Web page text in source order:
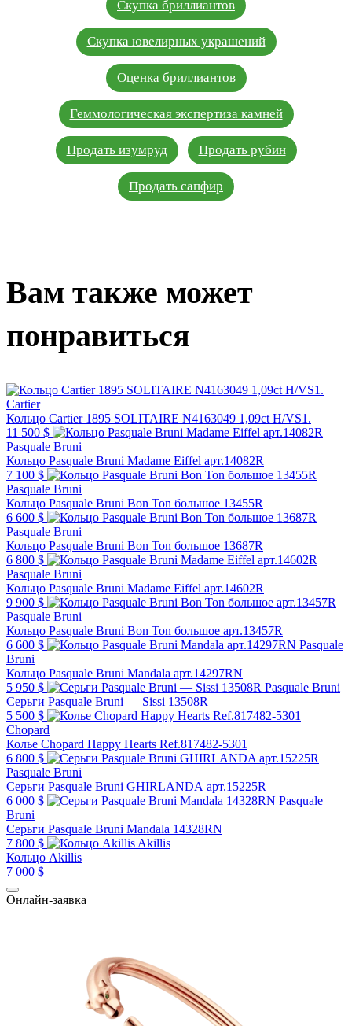
Скупка бриллиантов
Скупка ювелирных украшений
Оценка бриллиантов
Геммологическая экспертиза камней
Продать изумруд Продать рубин
Продать сапфир
Вам также может
понравиться
Cartier
Кольцо Cartier 1895 SOLITAIRE N4163049 1,09ct H/VS1.
11 500 $
Pasquale Bruni
Кольцо Pasquale Bruni Madame Eiffel арт.14082R
7 100 $
Pasquale Bruni
Кольцо Pasquale Bruni Bon Ton большое 13455R
6 600 $
Pasquale Bruni
Кольцо Pasquale Bruni Bon Ton большое 13687R
6 800 $
Pasquale Bruni
Кольцо Pasquale Bruni Madame Eiffel арт.14602R
9 900 $
Pasquale Bruni
Кольцо Pasquale Bruni Bon Ton большое арт.13457R
6 600 $
Pasquale
Bruni
Кольцо Pasquale Bruni Mandala арт.14297RN
5 950 $
Pasquale Bruni
Серьги Pasquale Bruni — Sissi 13508R
5 500 $
Chopard
Колье Chopard Happy Hearts Ref.817482-5301
6 800 $
Pasquale Bruni
Серьги Pasquale Bruni GHIRLANDA арт.15225R
6 000 $
Pasquale
Bruni
Серьги Pasquale Bruni Mandala 14328RN
7 800 $
Akillis
Кольцо Akillis
7 000 $
Онлайн-заявка